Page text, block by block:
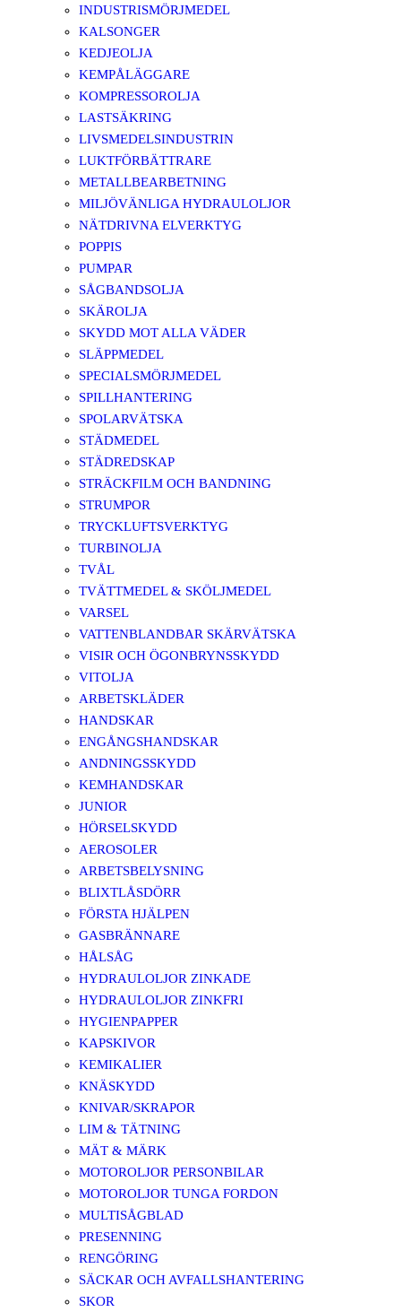
INDUSTRISMÖRJMEDEL
KALSONGER
KEDJEOLJA
KEMPÅLÄGGARE
KOMPRESSOROLJA
LASTSÄKRING
LIVSMEDELSINDUSTRIN
LUKTFÖRBÄTTRARE
METALLBEARBETNING
MILJÖVÄNLIGA HYDRAULOLJOR
NÄTDRIVNA ELVERKTYG
POPPIS
PUMPAR
SÅGBANDSOLJA
SKÄROLJA
SKYDD MOT ALLA VÄDER
SLÄPPMEDEL
SPECIALSMÖRJMEDEL
SPILLHANTERING
SPOLARVÄTSKA
STÄDMEDEL
STÄDREDSKAP
STRÄCKFILM OCH BANDNING
STRUMPOR
TRYCKLUFTSVERKTYG
TURBINOLJA
TVÅL
TVÄTTMEDEL & SKÖLJMEDEL
VARSEL
VATTENBLANDBAR SKÄRVÄTSKA
VISIR OCH ÖGONBRYNSSKYDD
VITOLJA
ARBETSKLÄDER
HANDSKAR
ENGÅNGSHANDSKAR
ANDNINGSSKYDD
KEMHANDSKAR
JUNIOR
HÖRSELSKYDD
AEROSOLER
ARBETSBELYSNING
BLIXTLÅSDÖRR
FÖRSTA HJÄLPEN
GASBRÄNNARE
HÅLSÅG
HYDRAULOLJOR ZINKADE
HYDRAULOLJOR ZINKFRI
HYGIENPAPPER
KAPSKIVOR
KEMIKALIER
KNÄSKYDD
KNIVAR/SKRAPOR
LIM & TÄTNING
MÄT & MÄRK
MOTOROLJOR PERSONBILAR
MOTOROLJOR TUNGA FORDON
MULTISÅGBLAD
PRESENNING
RENGÖRING
SÄCKAR OCH AVFALLSHANTERING
SKOR